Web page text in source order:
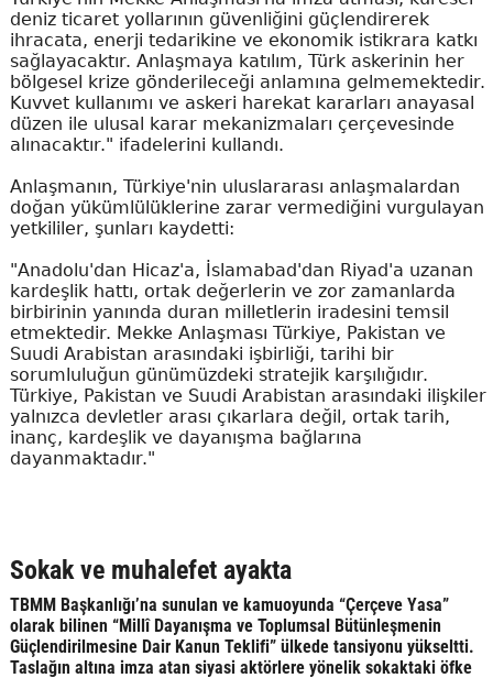
deniz ticaret yollarının güvenliğini güçlendirerek
ihracata, enerji tedarikine ve ekonomik istikrara katkı
sağlayacaktır. Anlaşmaya katılım, Türk askerinin her
bölgesel krize gönderileceği anlamına gelmemektedir.
Kuvvet kullanımı ve askeri harekat kararları anayasal
düzen ile ulusal karar mekanizmaları çerçevesinde
alınacaktır." ifadelerini kullandı.
Anlaşmanın, Türkiye'nin uluslararası anlaşmalardan
doğan yükümlülüklerine zarar vermediğini vurgulayan
yetkililer, şunları kaydetti:
"Anadolu'dan Hicaz'a, İslamabad'dan Riyad'a uzanan
kardeşlik hattı, ortak değerlerin ve zor zamanlarda
birbirinin yanında duran milletlerin iradesini temsil
etmektedir. Mekke Anlaşması Türkiye, Pakistan ve
Suudi Arabistan arasındaki işbirliği, tarihi bir
sorumluluğun günümüzdeki stratejik karşılığıdır.
Türkiye, Pakistan ve Suudi Arabistan arasındaki ilişkiler
yalnızca devletler arası çıkarlara değil, ortak tarih,
inanç, kardeşlik ve dayanışma bağlarına
dayanmaktadır."
Sokak ve muhalefet ayakta
TBMM Başkanlığı’na sunulan ve kamuoyunda “Çerçeve Yasa”
olarak bilinen “Millî Dayanışma ve Toplumsal Bütünleşmenin
Güçlendirilmesine Dair Kanun Teklifi” ülkede tansiyonu yükseltti.
Taslağın altına imza atan siyasi aktörlere yönelik sokaktaki öfke